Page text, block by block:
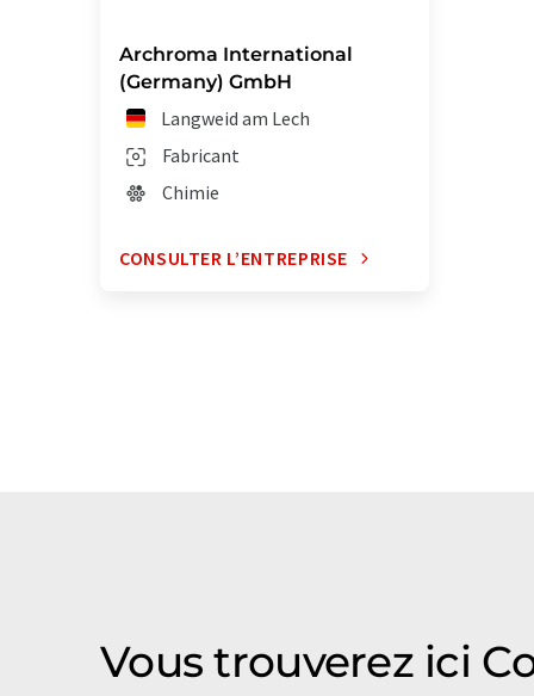
Archroma International
(Germany) GmbH
Langweid am Lech
Fabricant
Chimie
CONSULTER L’ENTREPRISE
Vous trouverez ici